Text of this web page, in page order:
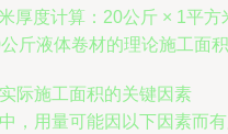
厚度计算：20公斤 × 1平方
斤液体卷材的理论施工面
际施工面积的关键因素
，用量可能因以下因素而有